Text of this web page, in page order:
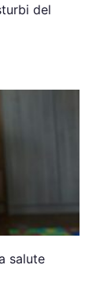
del
salute